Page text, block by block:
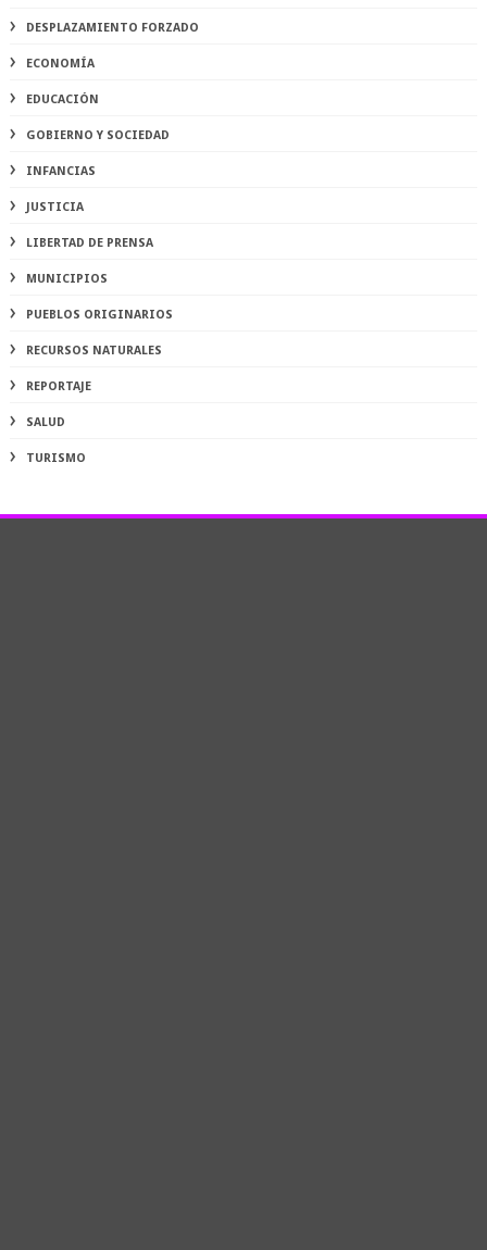
DESPLAZAMIENTO FORZADO
ECONOMÍA
EDUCACIÓN
GOBIERNO Y SOCIEDAD
INFANCIAS
JUSTICIA
LIBERTAD DE PRENSA
MUNICIPIOS
PUEBLOS ORIGINARIOS
RECURSOS NATURALES
REPORTAJE
SALUD
TURISMO